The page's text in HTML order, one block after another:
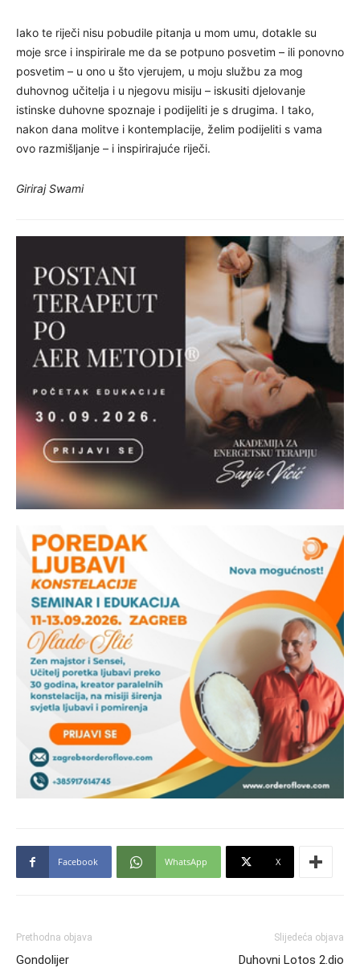
Iako te riječi nisu pobudile pitanja u mom umu, dotakle su
moje srce i inspirirale me da se potpuno posvetim – ili ponovno
posvetim – u ono u što vjerujem, u moju službu za mog
duhovnog učitelja i u njegovu misiju – iskusiti djelovanje
istinske duhovne spoznaje i podijeliti je s drugima. I tako,
nakon dana molitve i kontemplacije, želim podijeliti s vama
ovo razmišljanje – i inspirirajuće riječi.
Giriraj Swami
Facebook WhatsApp X
Prethodna objava
Gondolijer
Slijedeća objava
Duhovni Lotos 2.dio